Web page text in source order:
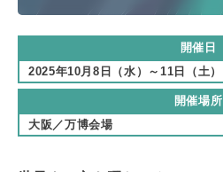
開催日
2025年10月8日（水）～11日（土）
開催場所
大阪／万博会場